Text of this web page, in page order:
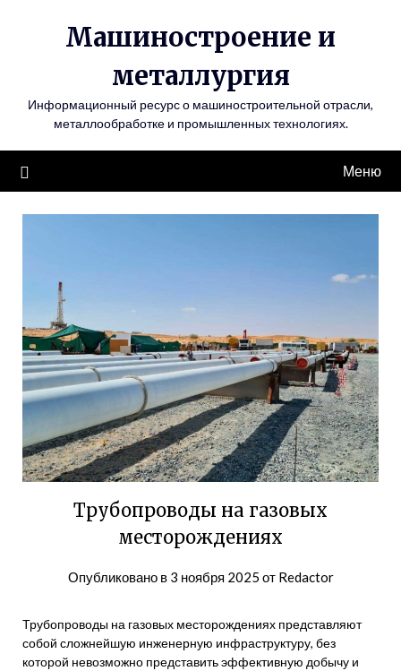
Машиностроение и
металлургия
Информационный ресурс о машиностроительной отрасли,
металлообработке и промышленных технологиях.
Меню
Трубопроводы на газовых
месторождениях
Опубликовано в 3 ноября 2025 от Redactor
Трубопроводы на газовых месторождениях представляют
собой сложнейшую инженерную инфраструктуру, без
которой невозможно представить эффективную добычу и